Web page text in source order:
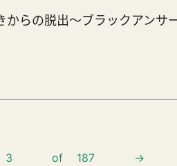
らの脱出～ブラックアンサ
3 of 187 →